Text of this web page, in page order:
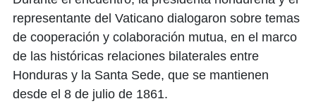
representante del Vaticano dialogaron sobre temas
de cooperación y colaboración mutua, en el marco
de las históricas relaciones bilaterales entre
Honduras y la Santa Sede, que se mantienen
desde el 8 de julio de 1861.